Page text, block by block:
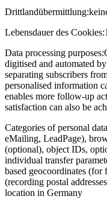
Drittlandübermittlung:
Lebensdauer des Cookies:
Data processing purposes:
digitised and automated
separating subscribers
personalised information
enables more follow-up
satisfaction can also be
Categories of personal
eMailing, LeadPage),
(optional), object IDs,
individual transfer
based geocoordinates
(recording postal
location in Germany